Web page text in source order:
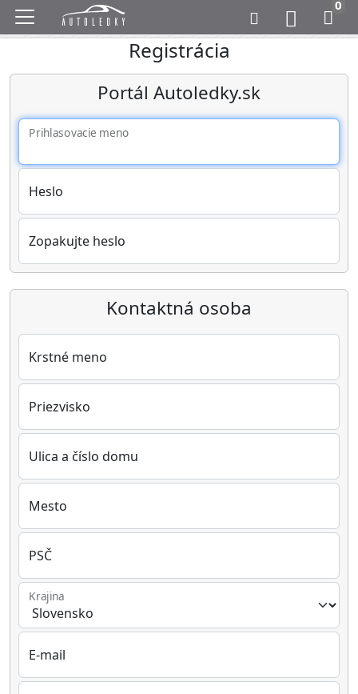
0
Registrácia
Portál Autoledky.sk
Prihlasovacie meno
Heslo
Zopakujte heslo
Kontaktná osoba
Krstné meno
Priezvisko
Ulica a číslo domu
Mesto
PSČ
Krajina
E-mail